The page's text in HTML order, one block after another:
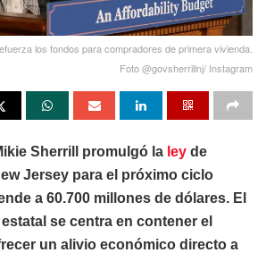
los fondos para compradores de primera vivienda.
Foto @govsherrillnj/ Instagram
Sherrill promulgó la ley de
Jersey para el próximo ciclo
a 60.700 millones de dólares. El
se centra en contener el
un alivio económico directo a